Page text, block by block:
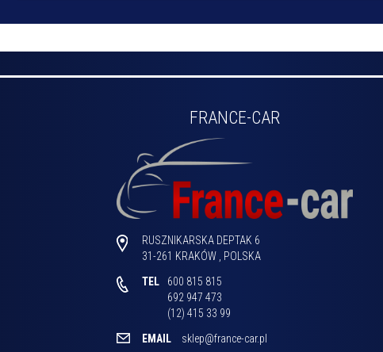
FRANCE-CAR
RUSZNIKARSKA DEPTAK 6
31-261 KRAKÓW , POLSKA
TEL
600 815 815
692 947 473
(12) 415 33 99
EMAIL
sklep@france-car.pl